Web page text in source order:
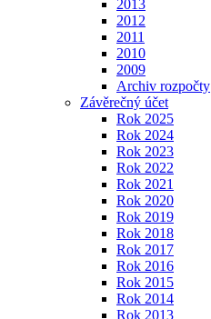
2013
2012
2011
2010
2009
Archiv rozpočty
Závěrečný účet
Rok 2025
Rok 2024
Rok 2023
Rok 2022
Rok 2021
Rok 2020
Rok 2019
Rok 2018
Rok 2017
Rok 2016
Rok 2015
Rok 2014
Rok 2013